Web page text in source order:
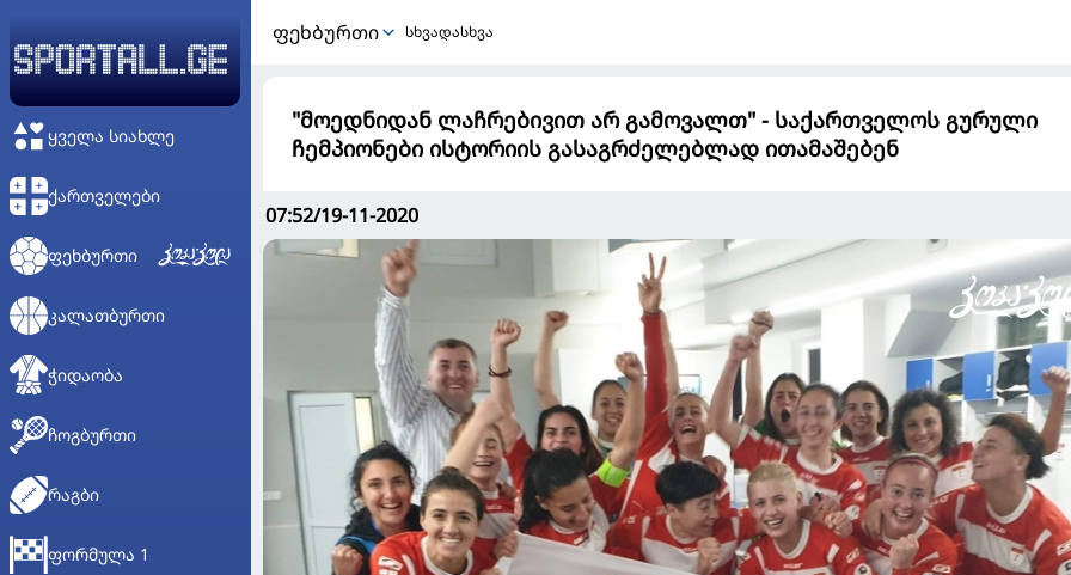
ᲧᲕᲔᲚᲐ ᲡᲘᲐᲮᲚᲔ
ᲥᲐᲠᲗᲕᲔᲚᲔᲑᲘ
ᲤᲔᲮᲑᲣᲠᲗᲘ
ᲙᲐᲚᲐᲗᲑᲣᲠᲗᲘ
ᲭᲘᲓᲐᲝᲑᲐ
ᲩᲝᲒᲑᲣᲠᲗᲘ
ᲠᲐᲒᲑᲘ
ᲤᲝᲠᲛᲣᲚᲐ 1
ᲤᲔᲮᲑᲣᲠᲗᲘ სხვადასხვა
"მოედნიდან ლაჩრებივით არ გამოვალთ" - საქართველოს გურული
ჩემპიონები ისტორიის გასაგრძელებლად ითამაშებენ
07:52/19-11-2020